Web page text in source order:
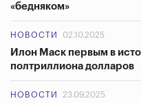
«бедняком»
НОВОСТИ 02.10.2025
Илон Маск первым в
полтриллиона долларов
НОВОСТИ 23.09.2025